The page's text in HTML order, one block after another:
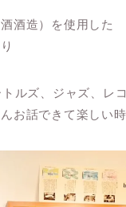
酒造）を使用した
ルズ、ジャズ、レ
お話できて楽しい